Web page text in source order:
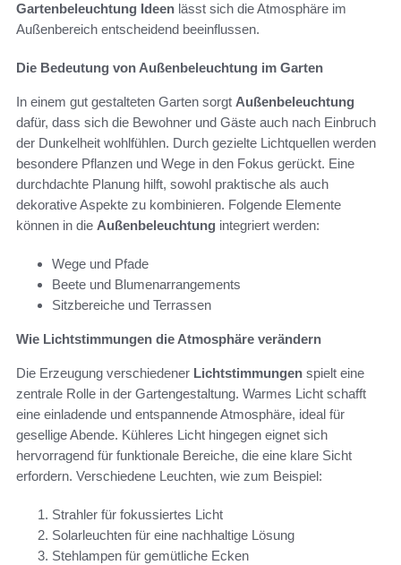
Gartenbeleuchtung Ideen lässt sich die Atmosphäre im
Außenbereich entscheidend beeinflussen.
Die Bedeutung von Außenbeleuchtung im Garten
In einem gut gestalteten Garten sorgt Außenbeleuchtung
dafür, dass sich die Bewohner und Gäste auch nach Einbruch
der Dunkelheit wohlfühlen. Durch gezielte Lichtquellen werden
besondere Pflanzen und Wege in den Fokus gerückt. Eine
durchdachte Planung hilft, sowohl praktische als auch
dekorative Aspekte zu kombinieren. Folgende Elemente
können in die Außenbeleuchtung integriert werden:
Wege und Pfade
Beete und Blumenarrangements
Sitzbereiche und Terrassen
Wie Lichtstimmungen die Atmosphäre verändern
Die Erzeugung verschiedener Lichtstimmungen spielt eine
zentrale Rolle in der Gartengestaltung. Warmes Licht schafft
eine einladende und entspannende Atmosphäre, ideal für
gesellige Abende. Kühleres Licht hingegen eignet sich
hervorragend für funktionale Bereiche, die eine klare Sicht
erfordern. Verschiedene Leuchten, wie zum Beispiel:
Strahler für fokussiertes Licht
Solarleuchten für eine nachhaltige Lösung
Stehlampen für gemütliche Ecken